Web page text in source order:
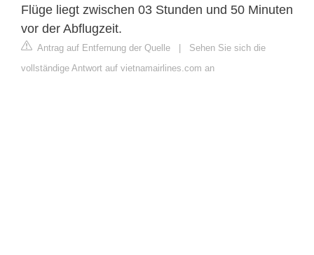
Flüge liegt zwischen 03 Stunden und 50 Minuten
vor der Abflugzeit.
Antrag auf Entfernung der Quelle
Sehen Sie sich die
vollständige Antwort auf vietnamairlines.com an